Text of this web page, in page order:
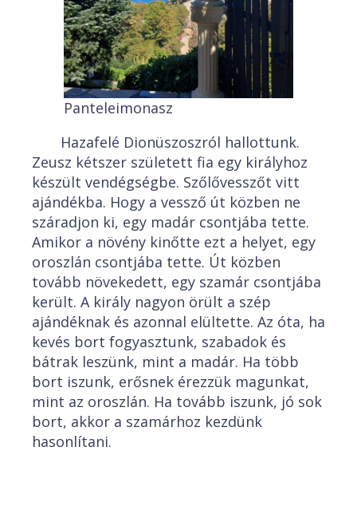
Panteleimonasz
Hazafelé Dionüszoszról hallottunk.
Zeusz kétszer született fia egy királyhoz
készült vendégségbe. Szőlővesszőt vitt
ajándékba. Hogy a vessző út közben ne
száradjon ki, egy madár csontjába tette.
Amikor a növény kinőtte ezt a helyet, egy
oroszlán csontjába tette. Út közben
tovább növekedett, egy szamár csontjába
került. A király nagyon örült a szép
ajándéknak és azonnal elültette. Az óta, ha
kevés bort fogyasztunk, szabadok és
bátrak leszünk, mint a madár. Ha több
bort iszunk, erősnek érezzük magunkat,
mint az oroszlán. Ha tovább iszunk, jó sok
bort, akkor a szamárhoz kezdünk
hasonlítani.